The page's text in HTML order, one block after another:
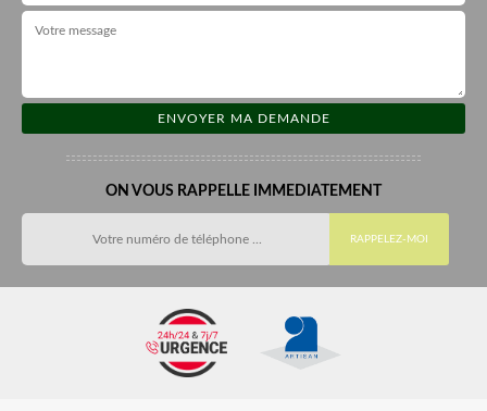
ON VOUS RAPPELLE IMMEDIATEMENT